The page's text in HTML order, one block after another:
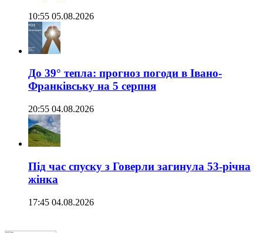
10:55 05.08.2026
До 39° тепла: прогноз погоди в Івано-
Франківську на 5 серпня
20:55 04.08.2026
Під час спуску з Говерли загинула 53-річна
жінка
17:45 04.08.2026